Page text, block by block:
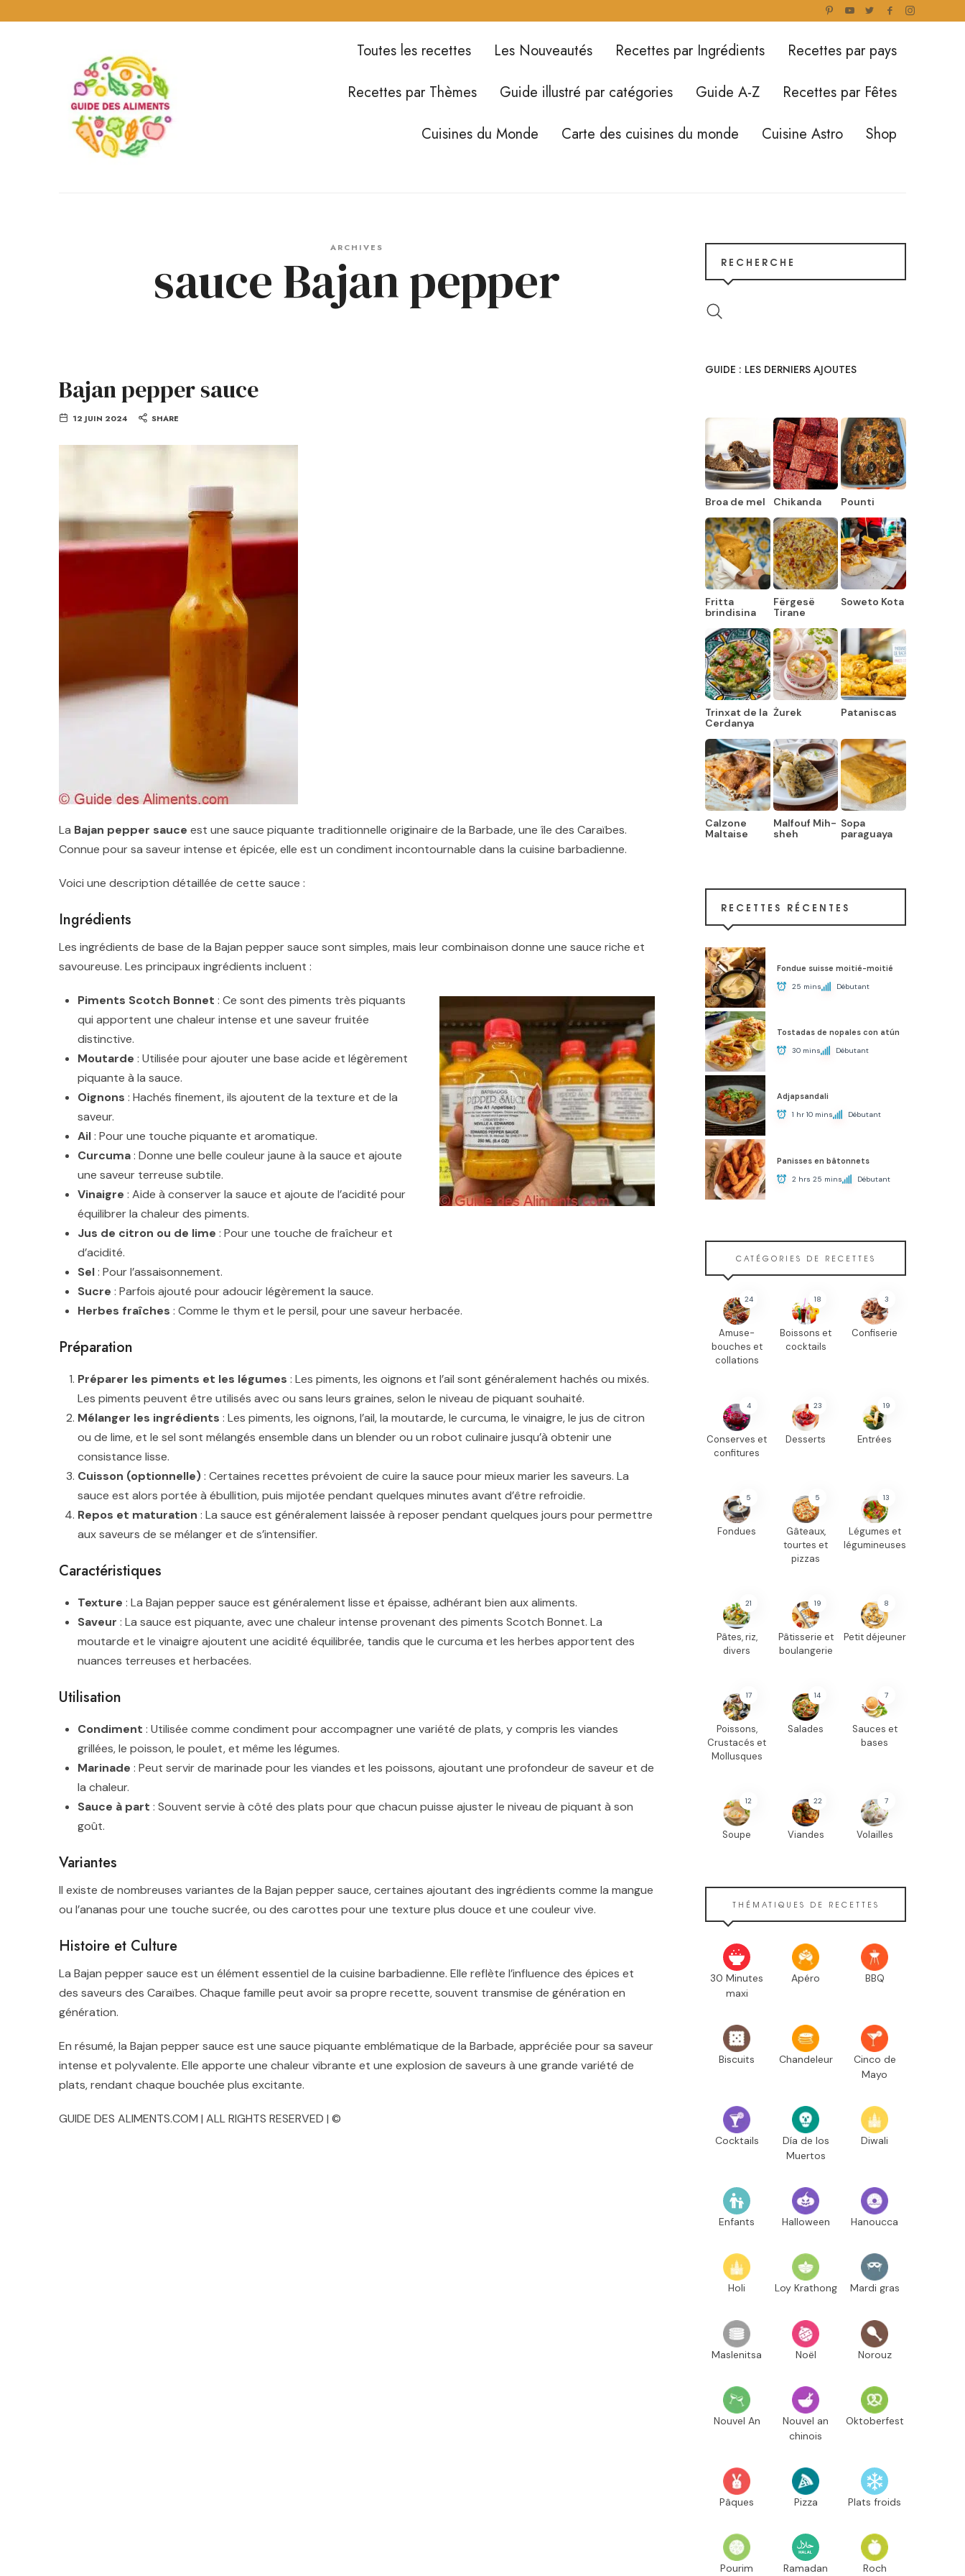
Guide
des
Aliments
Toutes les recettes Les Nouveautés Recettes par Ingrédients
Recettes par pays
Recettes par Thèmes
Guide illustré par catégories Guide A-Z
Recettes par Fêtes
Cuisines du Monde
Carte des cuisines du monde Cuisine Astro Shop
ARCHIVES
sauce Bajan pepper
Bajan pepper sauce
12 JUIN 2024 SHARE
La Bajan pepper sauce est une sauce piquante traditionnelle originaire de la Barbade, une île des Caraïbes.
Connue pour sa saveur intense et épicée, elle est un condiment incontournable dans la cuisine barbadienne.
Voici une description détaillée de cette sauce :
Ingrédients
Les ingrédients de base de la Bajan pepper sauce sont simples, mais leur combinaison donne une sauce riche et
savoureuse. Les principaux ingrédients incluent :
Piments Scotch Bonnet : Ce sont des piments très piquants
qui apportent une chaleur intense et une saveur fruitée
distinctive.
Moutarde : Utilisée pour ajouter une base acide et légèrement
piquante à la sauce.
Oignons : Hachés finement, ils ajoutent de la texture et de la
saveur.
Ail: Pour une touche piquante et aromatique.
Curcuma: Donne une belle couleur jaune à la sauce et ajoute
une saveur terreuse subtile.
Vinaigre : Aide à conserver la sauce et ajoute de l’acidité pour
équilibrer la chaleur des piments.
Jus de citron ou de lime : Pour une touche de fraîcheur et
d’acidité.
Sel: Pour l’assaisonnement.
Sucre : Parfois ajouté pour adoucir légèrement la sauce.
Herbes fraîches : Comme le thym et le persil, pour une saveur herbacée.
Préparation
Préparer les piments et les légumes : Les piments, les oignons et l’ail sont généralement hachés ou mixés.
Les piments peuvent être utilisés avec ou sans leurs graines, selon le niveau de piquant souhaité.
Mélanger les ingrédients : Les piments, les oignons, l’ail, la moutarde, le curcuma, le vinaigre, le jus de citron
ou de lime, et le sel sont mélangés ensemble dans un blender ou un robot culinaire jusqu’à obtenir une
consistance lisse.
Cuisson (optionnelle): Certaines recettes prévoient de cuire la sauce pour mieux marier les saveurs. La
sauce est alors portée à ébullition, puis mijotée pendant quelques minutes avant d’être refroidie.
Repos et maturation : La sauce est généralement laissée à reposer pendant quelques jours pour permettre
aux saveurs de se mélanger et de s’intensifier.
Caractéristiques
Texture : La Bajan pepper sauce est généralement lisse et épaisse, adhérant bien aux aliments.
Saveur : La sauce est piquante, avec une chaleur intense provenant des piments Scotch Bonnet. La
moutarde et le vinaigre ajoutent une acidité équilibrée, tandis que le curcuma et les herbes apportent des
nuances terreuses et herbacées.
Utilisation
Condiment : Utilisée comme condiment pour accompagner une variété de plats, y compris les viandes
grillées, le poisson, le poulet, et même les légumes.
Marinade : Peut servir de marinade pour les viandes et les poissons, ajoutant une profondeur de saveur et de
la chaleur.
Sauce à part : Souvent servie à côté des plats pour que chacun puisse ajuster le niveau de piquant à son
goût.
Variantes
Il existe de nombreuses variantes de la Bajan pepper sauce, certaines ajoutant des ingrédients comme la mangue
ou l’ananas pour une touche sucrée, ou des carottes pour une texture plus douce et une couleur vive.
Histoire et Culture
La Bajan pepper sauce est un élément essentiel de la cuisine barbadienne. Elle reflète l’influence des épices et
des saveurs des Caraïbes. Chaque famille peut avoir sa propre recette, souvent transmise de génération en
génération.
En résumé, la Bajan pepper sauce est une sauce piquante emblématique de la Barbade, appréciée pour sa saveur
intense et polyvalente. Elle apporte une chaleur vibrante et une explosion de saveurs à une grande variété de
plats, rendant chaque bouchée plus excitante.
GUIDE DES ALIMENTS.COM | ALL RIGHTS RESERVED | ©
RECHERCHE
GUIDE : LES DERNIERS AJOUTES
Broa de mel Chikanda Pounti
Fritta
brindisina
Fërgesë
Tirane
Soweto Kota
Trinxat de la
Cerdanya
Żurek Pataniscas
Calzone
Maltaise
Malfouf Mih-
sheh
Sopa
paraguaya
RECETTES RÉCENTES
Fondue suisse moitié-moitié
25 mins Débutant
Tostadas de nopales con atún
30 mins Débutant
Adjapsandali
1 hr 10 mins Débutant
Panisses en bâtonnets
2 hrs 25 mins Débutant
CATÉGORIES DE RECETTES
24
Amuse-
bouches et
collations
18
Boissons et
cocktails
3
Confiserie
4
Conserves et
confitures
23
Desserts
19
Entrées
5
Fondues
5
Gâteaux,
tourtes et
pizzas
13
Légumes et
légumineuses
21
Pâtes, riz,
divers
19
Pâtisserie et
boulangerie
8
Petit déjeuner
17
Poissons,
Crustacés et
Mollusques
14
Salades
7
Sauces et
bases
12
Soupe
22
Viandes
7
Volailles
THÉMATIQUES DE RECETTES
30 Minutes
maxi
Apéro BBQ
Biscuits Chandeleur
Cinco de
Mayo
Cocktails
Día de los
Muertos
Diwali
Enfants Halloween Hanoucca
Holi Loy Krathong Mardi gras
Maslenitsa Noël Norouz
Nouvel An
Nouvel an
chinois
Oktoberfest
Pâques Pizza Plats froids
Pourim Ramadan Roch